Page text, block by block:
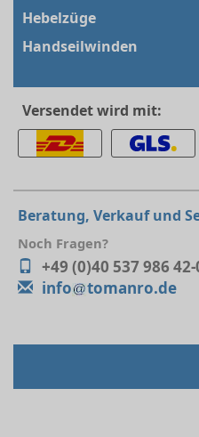
Hebelzüge
Handseilwinden
Versendet wird mit:
Beratung, Verkauf und
Noch Fragen?
+49 (0)40 537 986 42-
info
tomanro.de